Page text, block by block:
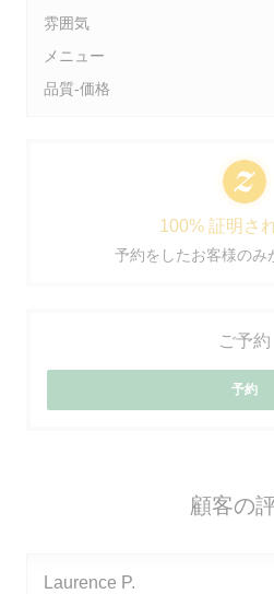
顧客の
Laurence P
雰囲気
メニュー
品質-価格
100% 証明さ
予約をしたお客様のみ
ご予約
予約